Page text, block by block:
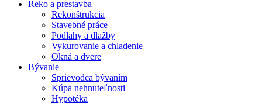
Reko a prestavba
Rekonštrukcia
Stavebné práce
Podlahy a dlažby
Vykurovanie a chladenie
Okná a dvere
Bývanie
Sprievodca bývaním
Kúpa nehnuteľnosti
Hypotéka